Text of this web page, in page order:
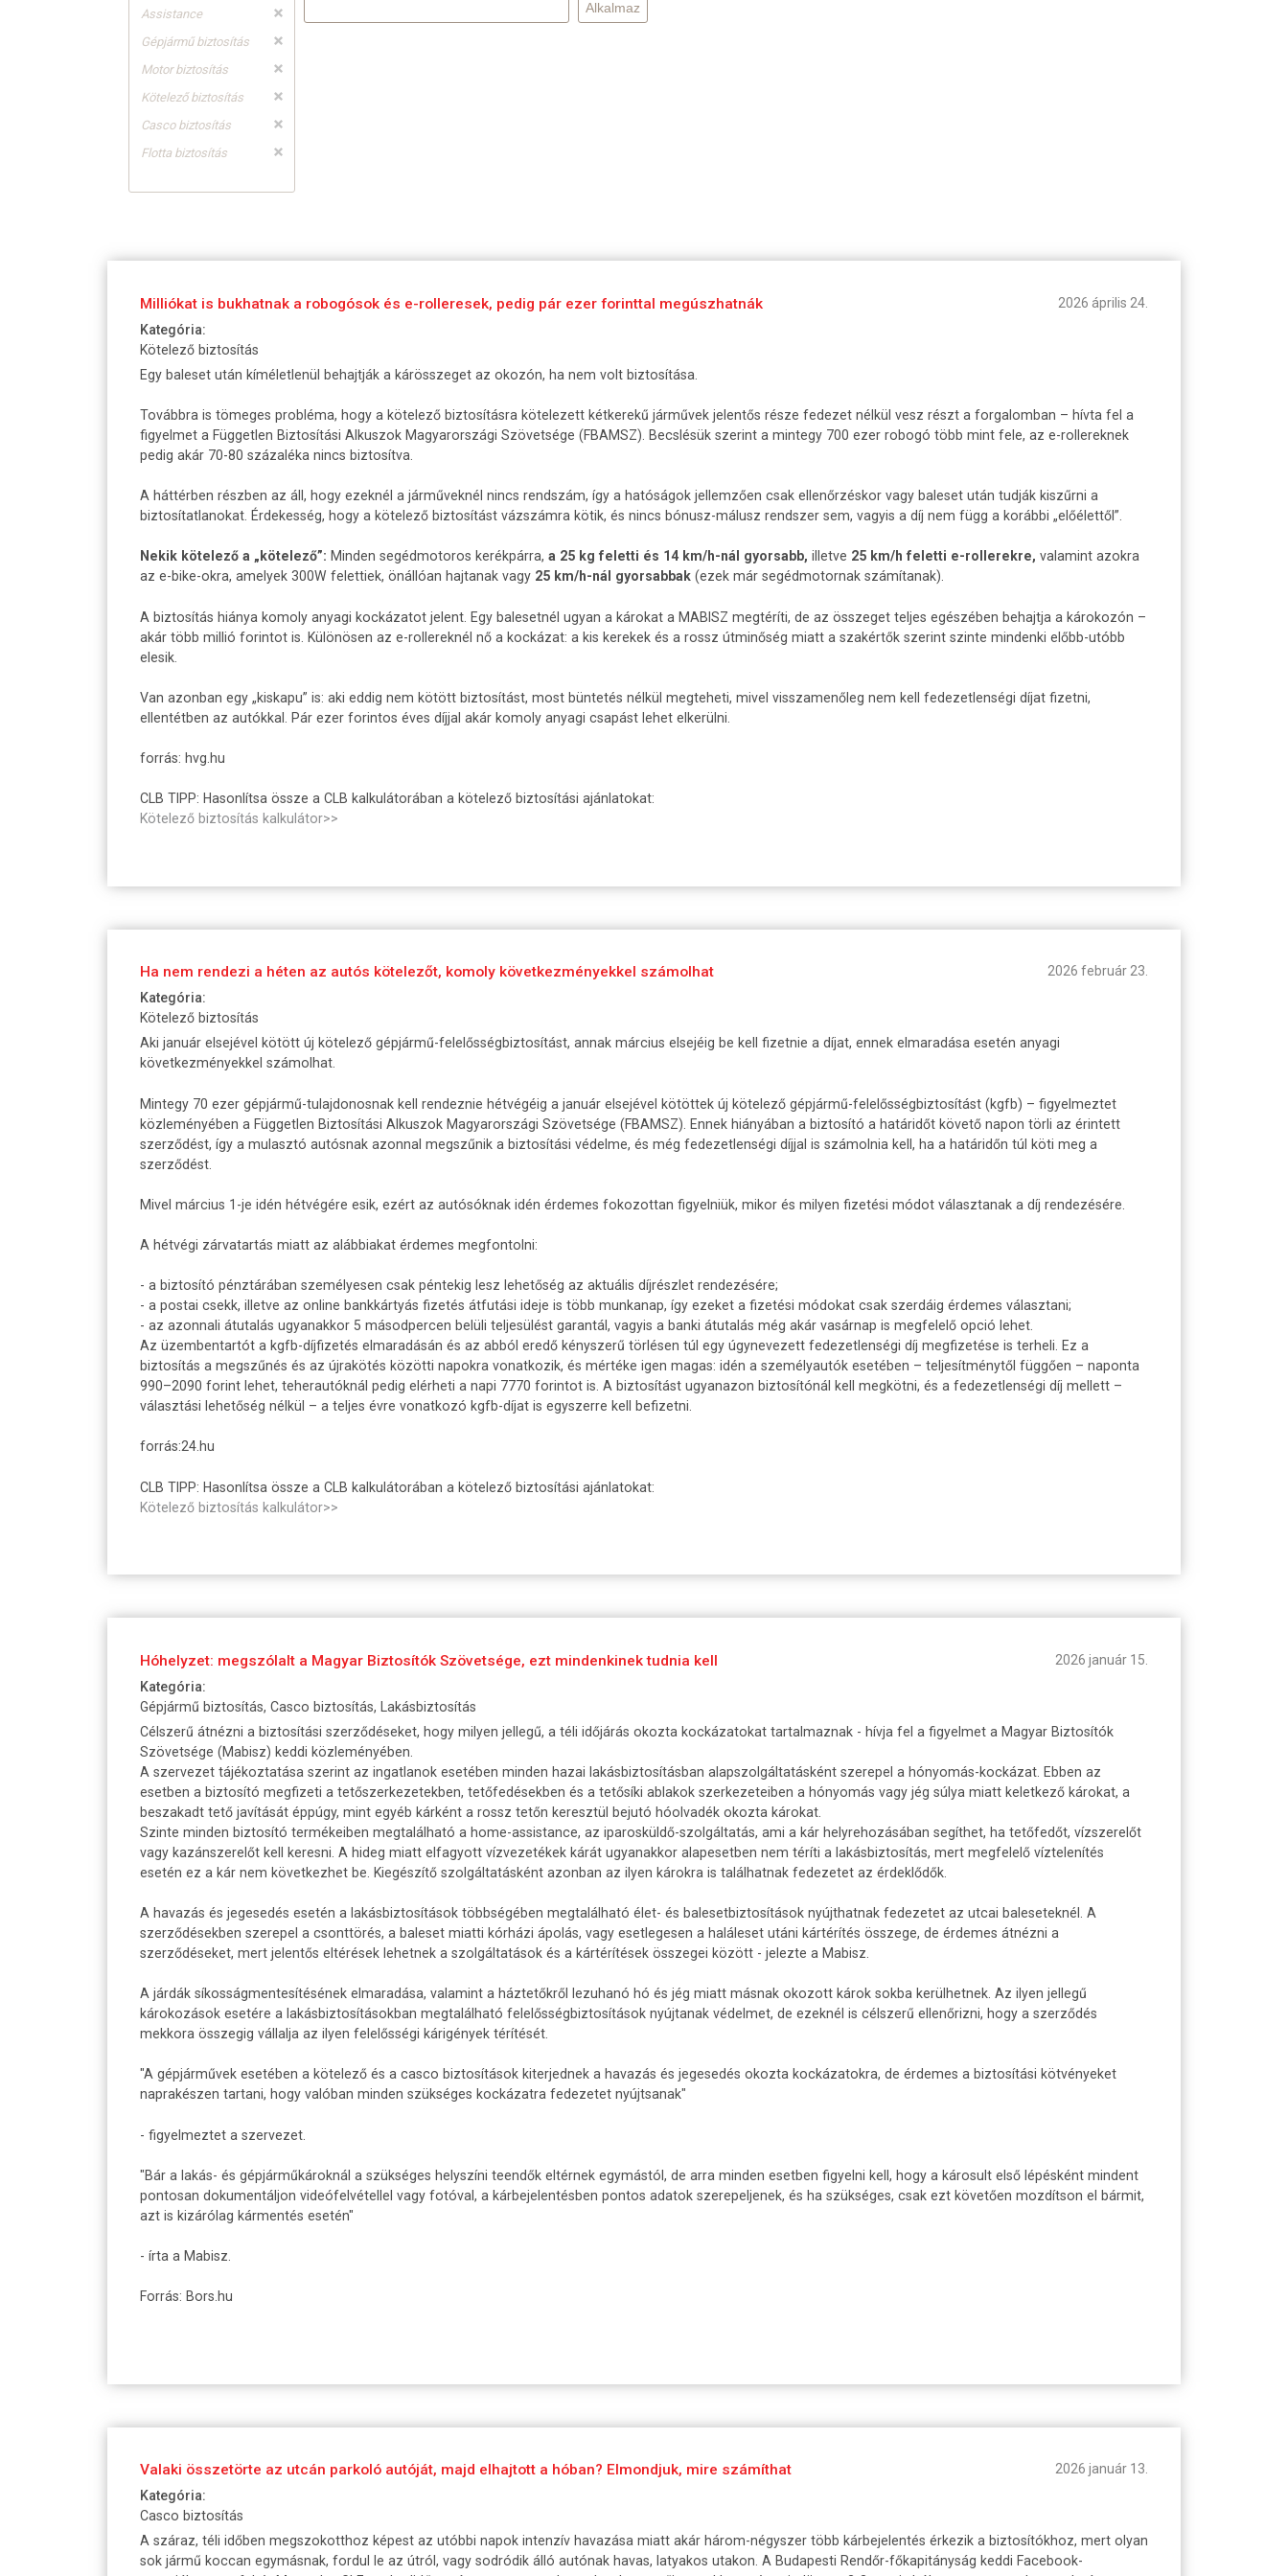
t
Assistance
Gépjármű biztosítás
Motor biztosítás
Kötelező biztosítás
Casco biztosítás
Flotta biztosítás
Milliókat is bukhatnak a robogósok és e-rolleresek, pedig pár ezer forinttal megúszhatnák
2026 április 24.
Kategória:
Kötelező biztosítás
Egy baleset után kíméletlenül behajtják a kárösszeget az okozón, ha nem volt biztosítása.
Továbbra is tömeges probléma, hogy a kötelező biztosításra kötelezett kétkerekű járművek jelentős része fedezet nélkül vesz részt a forgalomban – hívta fel a
figyelmet a Független Biztosítási Alkuszok Magyarországi Szövetsége (FBAMSZ). Becslésük szerint a mintegy 700 ezer robogó több mint fele, az e-rollereknek
pedig akár 70-80 százaléka nincs biztosítva.
A háttérben részben az áll, hogy ezeknél a járműveknél nincs rendszám, így a hatóságok jellemzően csak ellenőrzéskor vagy baleset után tudják kiszűrni a
biztosítatlanokat. Érdekesség, hogy a kötelező biztosítást vázszámra kötik, és nincs bónusz-málusz rendszer sem, vagyis a díj nem függ a korábbi „előélettől”.
Nekik kötelező a „kötelező”: Minden segédmotoros kerékpárra, a 25 kg feletti és 14 km/h-nál gyorsabb, illetve 25 km/h feletti e-rollerekre, valamint azokra
az e-bike-okra, amelyek 300W felettiek, önállóan hajtanak vagy 25 km/h-nál gyorsabbak (ezek már segédmotornak számítanak).
A biztosítás hiánya komoly anyagi kockázatot jelent. Egy balesetnél ugyan a károkat a MABISZ megtéríti, de az összeget teljes egészében behajtja a károkozón –
akár több millió forintot is. Különösen az e-rollereknél nő a kockázat: a kis kerekek és a rossz útminőség miatt a szakértők szerint szinte mindenki előbb-utóbb
elesik.
Van azonban egy „kiskapu” is: aki eddig nem kötött biztosítást, most büntetés nélkül megteheti, mivel visszamenőleg nem kell fedezetlenségi díjat fizetni,
ellentétben az autókkal. Pár ezer forintos éves díjjal akár komoly anyagi csapást lehet elkerülni.
forrás: hvg.hu
CLB TIPP: Hasonlítsa össze a CLB kalkulátorában a kötelező biztosítási ajánlatokat:
Kötelező biztosítás kalkulátor>>
Ha nem rendezi a héten az autós kötelezőt, komoly következményekkel számolhat
2026 február 23.
Kategória:
Kötelező biztosítás
Aki január elsejével kötött új kötelező gépjármű-felelősségbiztosítást, annak március elsejéig be kell fizetnie a díjat, ennek elmaradása esetén anyagi
következményekkel számolhat.
Mintegy 70 ezer gépjármű-tulajdonosnak kell rendeznie hétvégéig a január elsejével kötöttek új kötelező gépjármű-felelősségbiztosítást (kgfb) – figyelmeztet
közleményében a Független Biztosítási Alkuszok Magyarországi Szövetsége (FBAMSZ). Ennek hiányában a biztosító a határidőt követő napon törli az érintett
szerződést, így a mulasztó autósnak azonnal megszűnik a biztosítási védelme, és még fedezetlenségi díjjal is számolnia kell, ha a határidőn túl köti meg a
szerződést.
Mivel március 1-je idén hétvégére esik, ezért az autósóknak idén érdemes fokozottan figyelniük, mikor és milyen fizetési módot választanak a díj rendezésére.
A hétvégi zárvatartás miatt az alábbiakat érdemes megfontolni:
- a biztosító pénztárában személyesen csak péntekig lesz lehetőség az aktuális díjrészlet rendezésére;
- a postai csekk, illetve az online bankkártyás fizetés átfutási ideje is több munkanap, így ezeket a fizetési módokat csak szerdáig érdemes választani;
- az azonnali átutalás ugyanakkor 5 másodpercen belüli teljesülést garantál, vagyis a banki átutalás még akár vasárnap is megfelelő opció lehet.
Az üzembentartót a kgfb-díjfizetés elmaradásán és az abból eredő kényszerű törlésen túl egy úgynevezett fedezetlenségi díj megfizetése is terheli. Ez a
biztosítás a megszűnés és az újrakötés közötti napokra vonatkozik, és mértéke igen magas: idén a személyautók esetében – teljesítménytől függően – naponta
990–2090 forint lehet, teherautóknál pedig elérheti a napi 7770 forintot is. A biztosítást ugyanazon biztosítónál kell megkötni, és a fedezetlenségi díj mellett –
választási lehetőség nélkül – a teljes évre vonatkozó kgfb-díjat is egyszerre kell befizetni.
forrás:24.hu
CLB TIPP: Hasonlítsa össze a CLB kalkulátorában a kötelező biztosítási ajánlatokat:
Kötelező biztosítás kalkulátor>>
Hóhelyzet: megszólalt a Magyar Biztosítók Szövetsége, ezt mindenkinek tudnia kell
2026 január 15.
Kategória:
Gépjármű biztosítás, Casco biztosítás, Lakásbiztosítás
Célszerű átnézni a biztosítási szerződéseket, hogy milyen jellegű, a téli időjárás okozta kockázatokat tartalmaznak - hívja fel a figyelmet a Magyar Biztosítók
Szövetsége (Mabisz) keddi közleményében.
A szervezet tájékoztatása szerint az ingatlanok esetében minden hazai lakásbiztosításban alapszolgáltatásként szerepel a hónyomás-kockázat. Ebben az
esetben a biztosító megfizeti a tetőszerkezetekben, tetőfedésekben és a tetősíki ablakok szerkezeteiben a hónyomás vagy jég súlya miatt keletkező károkat, a
beszakadt tető javítását éppúgy, mint egyéb kárként a rossz tetőn keresztül bejutó hóolvadék okozta károkat.
Szinte minden biztosító termékeiben megtalálható a home-assistance, az iparosküldő-szolgáltatás, ami a kár helyrehozásában segíthet, ha tetőfedőt, vízszerelőt
vagy kazánszerelőt kell keresni. A hideg miatt elfagyott vízvezetékek kárát ugyanakkor alapesetben nem téríti a lakásbiztosítás, mert megfelelő víztelenítés
esetén ez a kár nem következhet be. Kiegészítő szolgáltatásként azonban az ilyen károkra is találhatnak fedezetet az érdeklődők.
A havazás és jegesedés esetén a lakásbiztosítások többségében megtalálható élet- és balesetbiztosítások nyújthatnak fedezetet az utcai baleseteknél. A
szerződésekben szerepel a csonttörés, a baleset miatti kórházi ápolás, vagy esetlegesen a haláleset utáni kártérítés összege, de érdemes átnézni a
szerződéseket, mert jelentős eltérések lehetnek a szolgáltatások és a kártérítések összegei között - jelezte a Mabisz.
A járdák síkosságmentesítésének elmaradása, valamint a háztetőkről lezuhanó hó és jég miatt másnak okozott károk sokba kerülhetnek. Az ilyen jellegű
károkozások esetére a lakásbiztosításokban megtalálható felelősségbiztosítások nyújtanak védelmet, de ezeknél is célszerű ellenőrizni, hogy a szerződés
mekkora összegig vállalja az ilyen felelősségi kárigények térítését.
"A gépjárművek esetében a kötelező és a casco biztosítások kiterjednek a havazás és jegesedés okozta kockázatokra, de érdemes a biztosítási kötvényeket
naprakészen tartani, hogy valóban minden szükséges kockázatra fedezetet nyújtsanak"
- figyelmeztet a szervezet.
"Bár a lakás- és gépjárműkároknál a szükséges helyszíni teendők eltérnek egymástól, de arra minden esetben figyelni kell, hogy a károsult első lépésként mindent
pontosan dokumentáljon videófelvétellel vagy fotóval, a kárbejelentésben pontos adatok szerepeljenek, és ha szükséges, csak ezt követően mozdítson el bármit,
azt is kizárólag kármentés esetén"
- írta a Mabisz.
Forrás: Bors.hu
Valaki összetörte az utcán parkoló autóját, majd elhajtott a hóban? Elmondjuk, mire számíthat
2026 január 13.
Kategória:
Casco biztosítás
A száraz, téli időben megszokotthoz képest az utóbbi napok intenzív havazása miatt akár három-négyszer több kárbejelentés érkezik a biztosítókhoz, mert olyan
sok jármű koccan egymásnak, fordul le az útról, vagy sodródik álló autónak havas, latyakos utakon. A Budapesti Rendőr-főkapitányság keddi Facebook-